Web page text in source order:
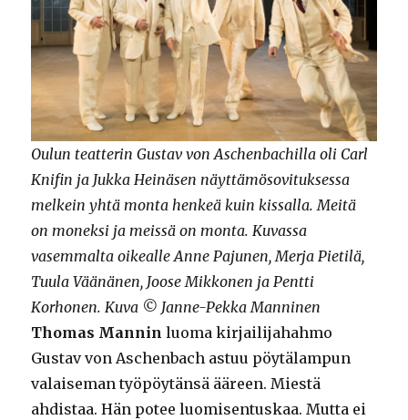
Oulun teatterin Gustav von Aschenbachilla oli Carl
Knifin ja Jukka Heinäsen näyttämösovituksessa
melkein yhtä monta henkeä kuin kissalla. Meitä
on moneksi ja meissä on monta. Kuvassa
vasemmalta oikealle Anne Pajunen, Merja Pietilä,
Tuula Väänänen, Joose Mikkonen ja Pentti
Korhonen. Kuva © Janne-Pekka Manninen
Thomas Mannin luoma kirjailijahahmo
Gustav von Aschenbach astuu pöytälampun
valaiseman työpöytänsä ääreen. Miestä
ahdistaa. Hän potee luomisentuskaa. Mutta ei